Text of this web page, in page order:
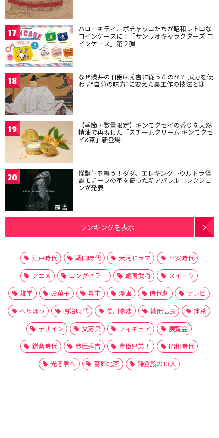
17 ハローキティ、ポチャッコたちが昭和レトロな
コインケースに！「サンリオキャラクターズ コ
インケース」第２弾
18 なぜ浅井の旧臣は秀吉に従ったのか？ 武力を使
わず“自分の味方”に変えた裏工作の技法とは
19 【季節・数量限定】キンモクセイの香りを天然
精油で再現した「スチームクリーム キンモクセ
イ&茶」新登場
20 怪獣革を纏う！ダダ、エレキング…ウルトラ怪
獣モチーフの革を使った新アパレルコレクショ
ンが発表
ランキングを表示
江戸時代 戦国時代 大河ドラマ
平安時代
アニメ
ロングセラー 戦国武将
スイーツ
雑学
お菓子 幕末 漫画 時代劇
テレビ
べらぼう
明治時代 徳川家康 織田信長
抹茶
デザイン
文房具 フィギュア
展覧会
鎌倉時代
豊臣秀吉 豊臣兄弟！
昭和時代
光る君へ
葛飾北斎 鎌倉殿の13人